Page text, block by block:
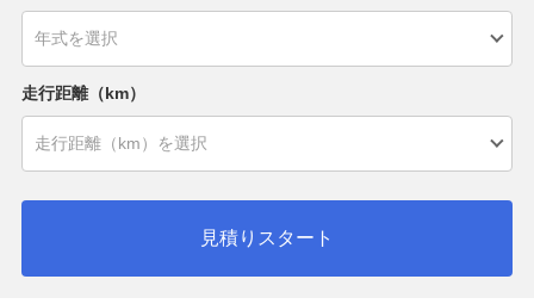
走行距離（km）
見積りスタート